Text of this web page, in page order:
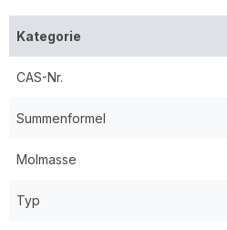
Kategorie
CAS-Nr.
Summenformel
Molmasse
Typ